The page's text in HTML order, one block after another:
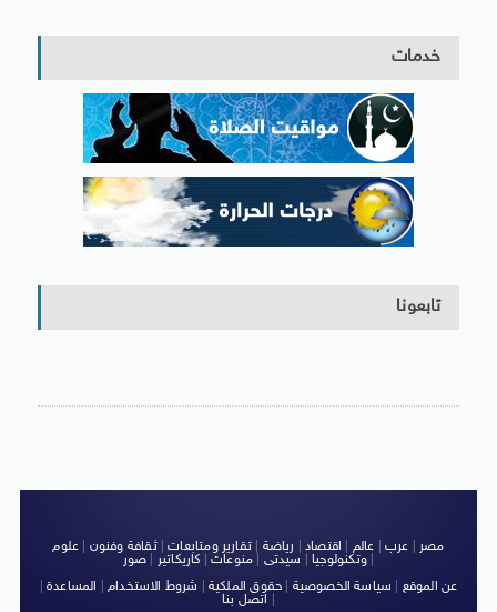
خدمات
تابعونا
مصر عرب عالم اقتصاد رياضة |تقارير ومتابعات|ثقافة وفنون
علوم
وتكنولوجيا| سيدتى منوعات كاريكاتير صور
|
عن الموقع
سياسة الخصوصية حقوق الملكية شروط الاستخدام| المساعدة|
اتصل بنا